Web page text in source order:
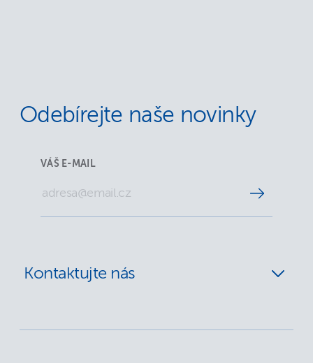
Odebírejte naše novinky
VÁŠ E-MAIL
Kontaktujte nás